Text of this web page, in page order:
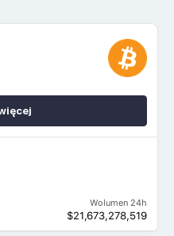
Wolumen 24h
$21,673,278,519